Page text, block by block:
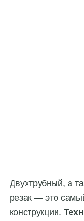
Двухтрубный, а
резак — это
конструкции.